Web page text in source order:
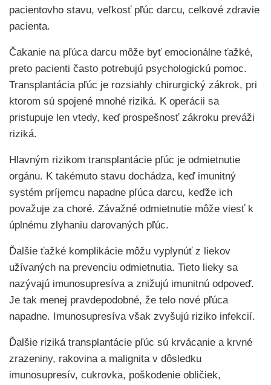
pacientovho stavu, veľkosť pľúc darcu, celkové zdravie
pacienta.
Čakanie na pľúca darcu môže byť emocionálne ťažké,
preto pacienti často potrebujú psychologickú pomoc.
Transplantácia pľúc je rozsiahly chirurgický zákrok, pri
ktorom sú spojené mnohé riziká. K operácii sa
pristupuje len vtedy, keď prospešnosť zákroku preváži
riziká.
Hlavným rizikom transplantácie pľúc je odmietnutie
orgánu. K takémuto stavu dochádza, keď imunitný
systém príjemcu napadne pľúca darcu, keďže ich
považuje za choré. Závažné odmietnutie môže viesť k
úplnému zlyhaniu darovaných pľúc.
Ďalšie ťažké komplikácie môžu vyplynúť z liekov
užívaných na prevenciu odmietnutia. Tieto lieky sa
nazývajú imunosupresíva a znižujú imunitnú odpoveď.
Je tak menej pravdepodobné, že telo nové pľúca
napadne. Imunosupresíva však zvyšujú riziko infekcií.
Ďalšie riziká transplantácie pľúc sú krvácanie a krvné
zrazeniny, rakovina a malignita v dôsledku
imunosupresív, cukrovka, poškodenie obličiek,